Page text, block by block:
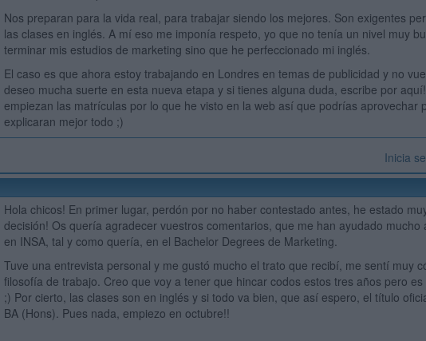
Nos preparan para la vida real, para trabajar siendo los mejores. Son exigentes
las clases en inglés. A mí eso me imponía respeto, yo que no tenía un nivel muy
terminar mis estudios de marketing sino que he perfeccionado mi inglés.
El caso es que ahora estoy trabajando en Londres en temas de publicidad y no
deseo mucha suerte en esta nueva etapa y si tienes alguna duda, escribe por
empiezan las matrículas por lo que he visto en la web así que podrías aprovechar
explicaran mejor todo ;)
Inicia
Hola chicos! En primer lugar, perdón por no haber contestado antes, he estado
decisión! Os quería agradecer vuestros comentarios, que me han ayudado
en INSA, tal y como quería, en el Bachelor Degrees de Marketing.
Tuve una entrevista personal y me gustó mucho el trato que recibí, me sentí muy
filosofía de trabajo. Creo que voy a tener que hincar codos estos tres años pero
;) Por cierto, las clases son en inglés y si todo va bien, que así espero, el título
BA (Hons). Pues nada, empiezo en octubre!!